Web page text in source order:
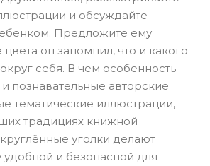
и обсуждайте
Предложите ему
цвета он запомнил, что и какого
себя. В чем особенность
познавательные авторские
тематические иллюстрации,
традициях книжной
уголки делают
удобной и безопасной для